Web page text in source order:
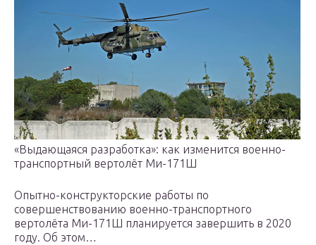
«Выдающаяся разработка»: как изменится военно-
транспортный вертолёт Ми-171Ш
Опытно-конструкторские работы по
совершенствованию военно-транспортного
вертолёта Ми-171Ш планируется завершить в 2020
году. Об этом…